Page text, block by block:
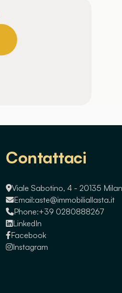
Contattaci
Viale Sabotino, 4 - 20135
Email:aste@immobiliallasta.it
Phone:+39 0280888267
LinkedIn
Facebook
Instagram